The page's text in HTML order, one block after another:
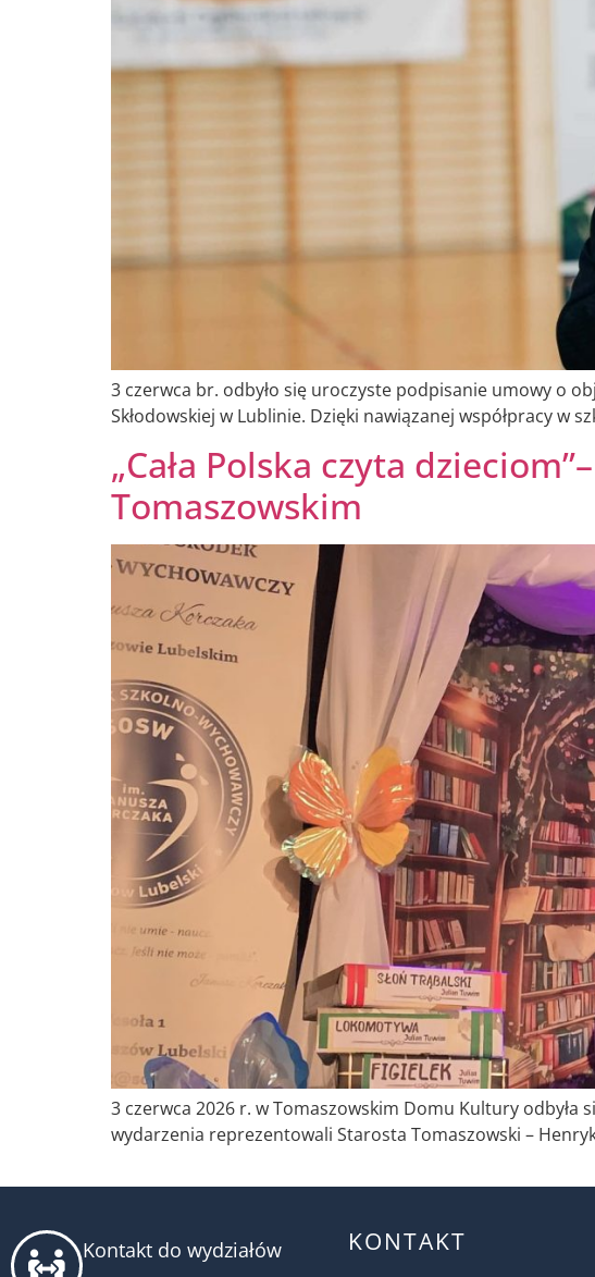
3 czerwca br. odbyło się uroczyste podpisanie umowy o
Skłodowskiej w Lublinie. Dzięki nawiązanej współpracy w
„Cała Polska czyta
Tomaszowskim
3 czerwca 2026 r. w Tomaszowskim Domu Kultury odbyła
wydarzenia reprezentowali Starosta Tomaszowski –
Kontakt do wydziałów KONTAKT